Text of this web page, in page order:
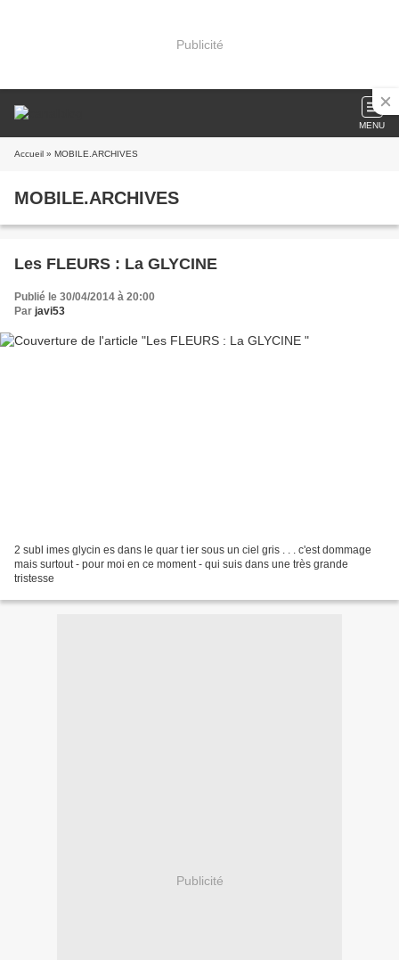
Publicité
MENU
Accueil » MOBILE.ARCHIVES
MOBILE.ARCHIVES
Les FLEURS : La GLYCINE
Publié le 30/04/2014 à 20:00
Par javi53
2 subl imes glycin es dans le quar t ier sous un ciel gris . . . c'est dommage
mais surtout - pour moi en ce moment - qui suis dans une très grande
tristesse
Publicité